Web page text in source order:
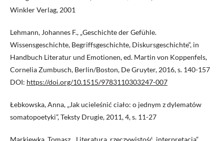
Winkler Verlag, 2001
Lehmann, Johannes F., „Geschichte der Gefühle.
Wissensgeschichte, Begriffsgeschichte, Diskursgeschichte“, in
Handbuch Literatur und Emotionen, ed. Martin von Koppenfels,
Cornelia Zumbusch, Berlin/Boston, De Gruyter, 2016, s. 140-157
DOI: https://doi.org/10.1515/9783110303247-007
Łebkowska, Anna, „Jak ucieleśnić ciało: o jednym z dylematów
somatopoetyki”, Teksty Drugie, 2011, 4, s. 11-27
Markiewka, Tomasz, „Literatura, rzeczywistość, interpretacja”,